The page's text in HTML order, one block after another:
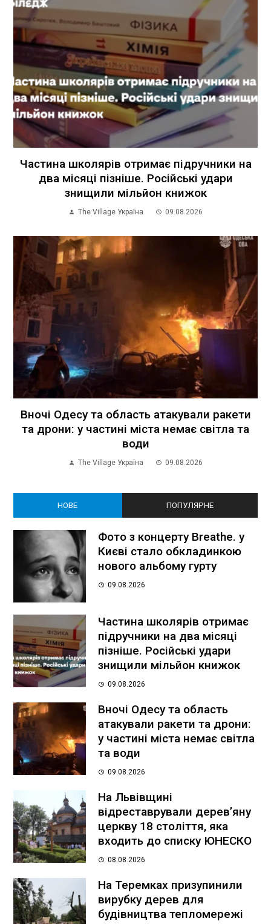
Частина школярів отримає підручники на
два місяці пізніше. Російські удари
знищили мільйон книжок
The Village Україна 09.08.2026
Вночі Одесу та область атакували ракети
та дрони: у частині міста немає світла та
води
The Village Україна 09.08.2026
НОВЕ ПОПУЛЯРНЕ
Фото з концерту Breathe. у
Києві стало обкладинкою
нового альбому гурту
09.08.2026
Частина школярів отримає
підручники на два місяці
пізніше. Російські удари
знищили мільйон книжок
09.08.2026
Вночі Одесу та область
атакували ракети та дрони:
у частині міста немає світла
та води
09.08.2026
На Львівщині
відреставрували дерев’яну
церкву 18 століття, яка
входить до списку ЮНЕСКО
08.08.2026
На Теремках призупинили
вирубку дерев для
будівництва тепломережі